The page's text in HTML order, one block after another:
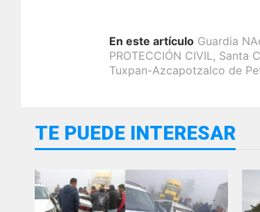
En este artículo Guardia
PROTECCIÓN CIVIL, Santa
Tuxpan-Azcapotzalco de
TE PUEDE INTERESAR